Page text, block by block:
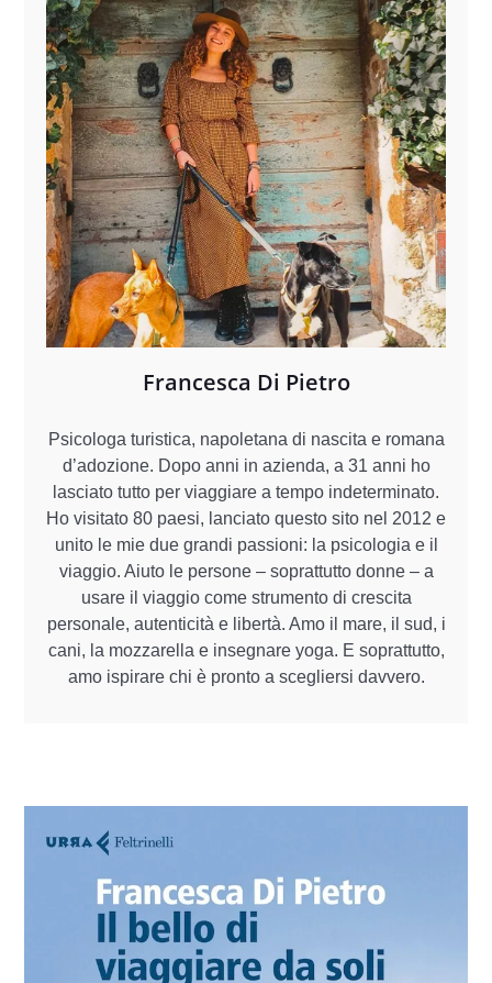
Francesca Di Pietro
Psicologa turistica, napoletana di nascita e romana
d’adozione. Dopo anni in azienda, a 31 anni ho
lasciato tutto per viaggiare a tempo indeterminato.
Ho visitato 80 paesi, lanciato questo sito nel 2012 e
unito le mie due grandi passioni: la psicologia e il
viaggio. Aiuto le persone – soprattutto donne – a
usare il viaggio come strumento di crescita
personale, autenticità e libertà. Amo il mare, il sud, i
cani, la mozzarella e insegnare yoga. E soprattutto,
amo ispirare chi è pronto a scegliersi davvero.